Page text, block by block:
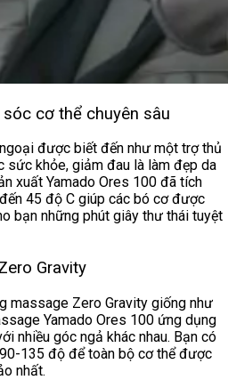
cơ thể chuyên sâu
được biết đến như một trợ thủ
khỏe, giảm đau là làm đẹp da
xuất Yamado Ores 100 đã tích
45 độ C giúp các bó cơ được
bạn những phút giây thư thái tuyệt
Gravity
massage Zero Gravity giống như
Yamado Ores 100 ứng dụng
nhiều góc ngả khác nhau. Bạn có
90-135 độ để toàn bộ cơ thể được
nhất.